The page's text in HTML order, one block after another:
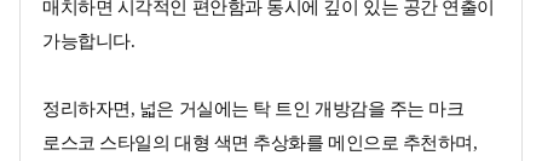
매치하면 시각적인 편안함과 동시에 깊이 있는 공간 연출이
가능합니다.
정리하자면, 넓은 거실에는 탁 트인 개방감을 주는 마크
로스코 스타일의 대형 색면 추상화를 메인으로 추천하며,